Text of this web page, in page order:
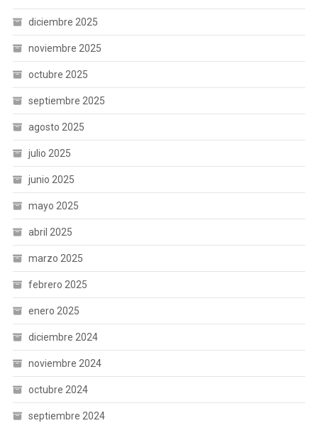
diciembre 2025
noviembre 2025
octubre 2025
septiembre 2025
agosto 2025
julio 2025
junio 2025
mayo 2025
abril 2025
marzo 2025
febrero 2025
enero 2025
diciembre 2024
noviembre 2024
octubre 2024
septiembre 2024